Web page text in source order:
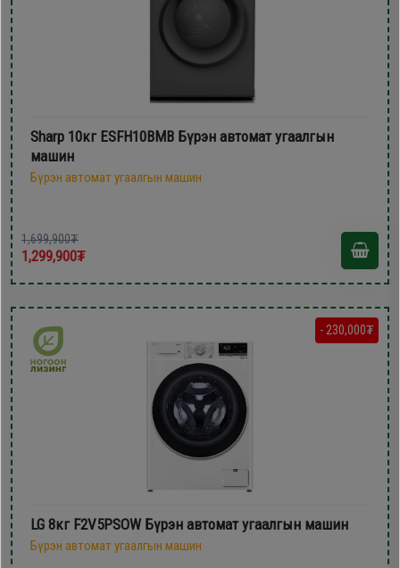
Sharp 10кг ESFH10BMB Бүрэн автомат угаалгын
машин
Бүрэн автомат угаалгын машин
1,699,900₮
1,299,900₮
- 230,000₮
LG 8кг F2V5PSOW Бүрэн автомат угаалгын машин
Бүрэн автомат угаалгын машин